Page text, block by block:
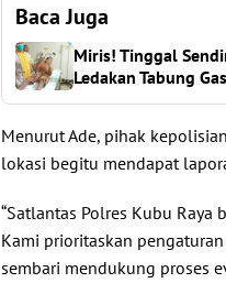
Baca Juga
Miris! Tinggal
Ledakan Tabung
Menurut Ade, pihak
lokasi begitu mendapat
“Satlantas Polres Kubu
Kami prioritaskan
sembari mendukung proses